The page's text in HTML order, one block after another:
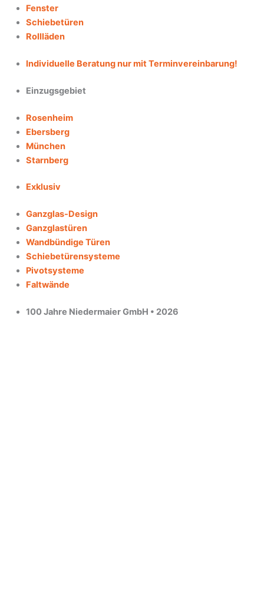
Fenster
Schiebetüren
Rollläden
Individuelle Beratung nur mit Terminvereinbarung!
Einzugsgebiet
Rosenheim
Ebersberg
München
Starnberg
Exklusiv
Ganzglas-Design
Ganzglastüren
Wandbündige Türen
Schiebetürensysteme
Pivotsysteme
Faltwände
100 Jahre Niedermaier GmbH • 2026